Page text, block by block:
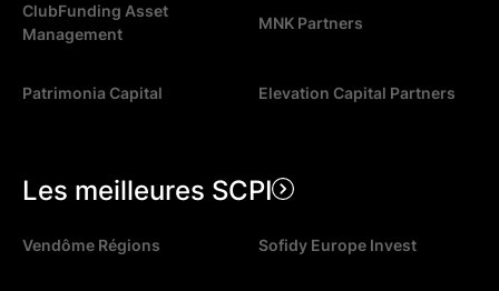
ClubFunding Asset
Management
MNK Partners
Patrimonia Capital Elevation Capital Partners
Les meilleures SCPI
Vendôme Régions Sofidy Europe Invest